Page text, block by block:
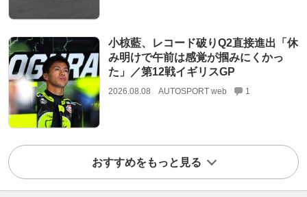
小椋藍、レコード破りQ2直接進出「休
み明けで午前は感覚が掴みにくかっ
た」／第12戦イギリスGP
2026.08.08 AUTOSPORT web 1
おすすめをもっと見る